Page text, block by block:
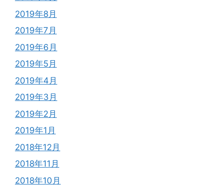
2019年8月
2019年7月
2019年6月
2019年5月
2019年4月
2019年3月
2019年2月
2019年1月
2018年12月
2018年11月
2018年10月